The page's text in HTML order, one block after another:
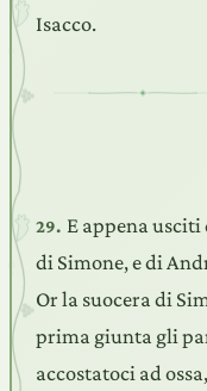
Isacco.
29. E appena usciti
di Simone, e di
Or la suocera di
prima giunta gli
accostatoci ad